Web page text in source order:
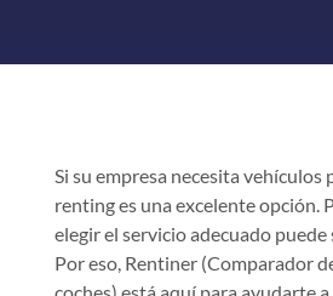
Si su empresa necesita vehículos
renting es una excelente opción.
elegir el servicio adecuado puede
Por eso, Rentiner (Comparador